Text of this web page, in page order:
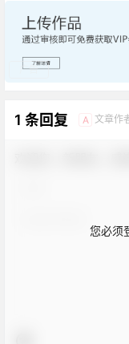
广告
1 条回复 A 文章作
您必须